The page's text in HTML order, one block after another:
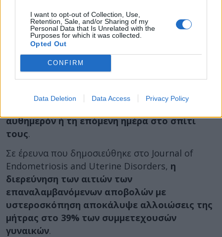
I want to opt-out of Collection, Use,
Retention, Sale, and/or Sharing of my
Personal Data that Is Unrelated with the
Purposes for which it was collected.
Opted Out
CONFIRM
Data Deletion Data Access Privacy Policy
επιπλοκών για τις παρένθετες
μητέρες
«Είναι ελάχιστα επεμβατική διαδικασία που
απαιτεί σύντομο χρόνο ανάρρωσης όταν
πραγματοποιείται για τον συγκεκριμένο λόγο.
αυθημερόν ή τη επόμενη ημέρα στο σπίτι
τους.
Σε έρευνα που δημοσιεύθηκε στο Journal of
Endometriosis and Uterine Disorders, η
διερεύνηση των αιτιών των
επαναλαμβανόμενων αποβολών με
υστεροσκόπηση αποκάλυψε αλλοιώσεις της
μήτρας στο 39% των συμμετεχουσών
γυναικών.